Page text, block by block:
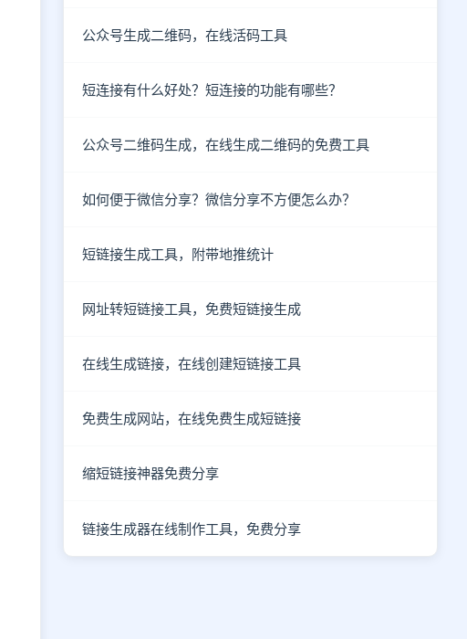
公众号生成二维码，在线活码工具
短连接有什么好处？短连接的功能有哪些？
公众号二维码生成，在线生成二维码的免费工具
如何便于微信分享？微信分享不方便怎么办？
短链接生成工具，附带地推统计
网址转短链接工具，免费短链接生成
在线生成链接，在线创建短链接工具
免费生成网站，在线免费生成短链接
缩短链接神器免费分享
链接生成器在线制作工具，免费分享